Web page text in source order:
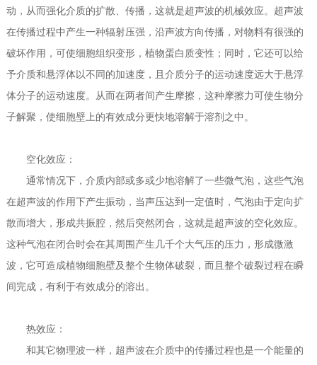
动，从而强化介质的扩散、传播，这就是超声波的机械效应。超声波
在传播过程中产生一种辐射压强，沿声波方向传播，对物料有很强的
破坏作用，可使细胞组织变形，植物蛋白质变性；同时，它还可以给
予介质和悬浮体以不同的加速度，且介质分子的运动速度远大于悬浮
体分子的运动速度。从而在两者间产生摩擦，这种摩擦力可使生物分
子解聚，使细胞壁上的有效成分更快地溶解于溶剂之中。
空化效应：
通常情况下，介质内部或多或少地溶解了一些微气泡，这些气泡
在超声波的作用下产生振动，当声压达到一定值时，气泡由于定向扩
散而增大，形成共振腔，然后突然闭合，这就是超声波的空化效应。
这种气泡在闭合时会在其周围产生几千个大气压的压力，形成微激
波，它可造成植物细胞壁及整个生物体破裂，而且整个破裂过程在瞬
间完成，有利于有效成分的溶出。
热效应：
和其它物理波一样，超声波在介质中的传播过程也是一个能量的